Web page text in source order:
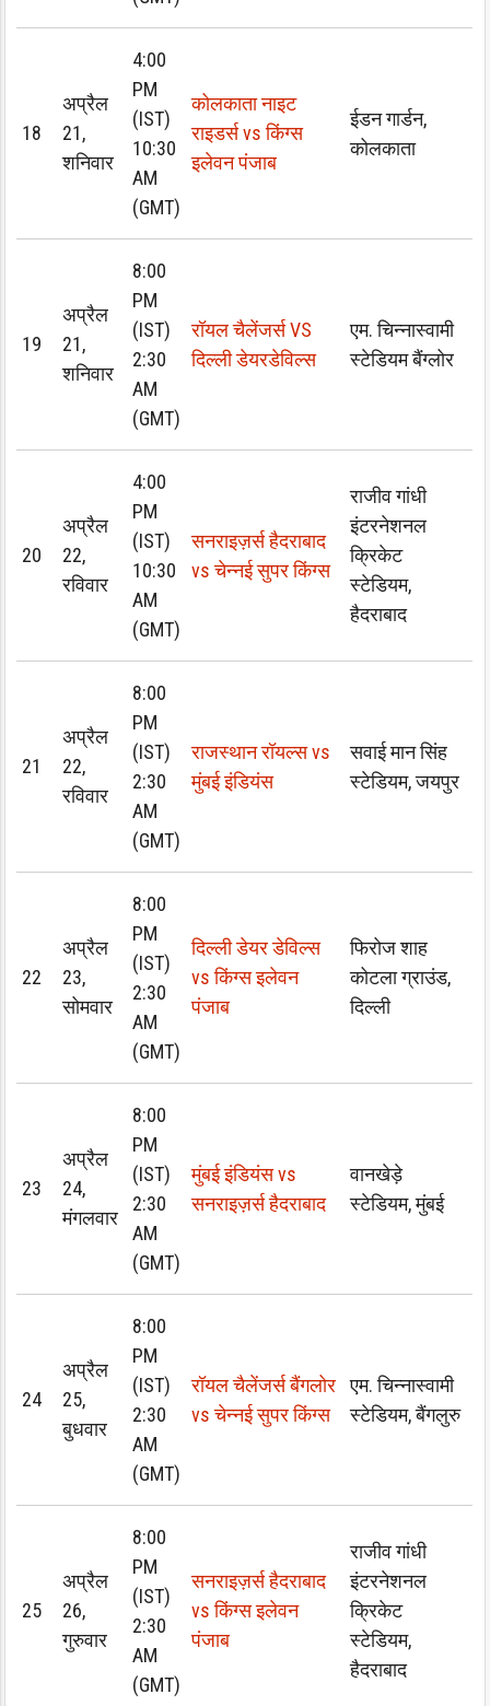
18
अप्रैल
21,
शनिवार
4:00
PM
(IST)
10:30
AM
(GMT)
कोलकाता नाइट
राइडर्स vs किंग्स
इलेवन पंजाब
ईडन गार्डन,
कोलकाता
19
अप्रैल
21,
शनिवार
8:00
PM
(IST)
2:30
AM
(GMT)
रॉयल चैलेंजर्स VS
दिल्ली डेयरडेविल्स
एम. चिन्नास्वामी
स्टेडियम बैंग्लोर
20
अप्रैल
22,
रविवार
4:00
PM
(IST)
10:30
AM
(GMT)
सनराइज़र्स हैदराबाद
vs चेन्नई सुपर किंग्स
राजीव गांधी
इंटरनेशनल
क्रिकेट
स्टेडियम,
हैदराबाद
21
अप्रैल
22,
रविवार
8:00
PM
(IST)
2:30
AM
(GMT)
राजस्थान रॉयल्स vs
मुंबई इंडियंस
सवाई मान सिंह
स्टेडियम, जयपुर
22
अप्रैल
23,
सोमवार
8:00
PM
(IST)
2:30
AM
(GMT)
दिल्ली डेयर डेविल्स
vs किंग्स इलेवन
पंजाब
फिरोज शाह
कोटला ग्राउंड,
दिल्ली
23
अप्रैल
24,
मंगलवार
8:00
PM
(IST)
2:30
AM
(GMT)
मुंबई इंडियंस vs
सनराइज़र्स हैदराबाद
वानखेड़े
स्टेडियम, मुंबई
24
अप्रैल
25,
बुधवार
8:00
PM
(IST)
2:30
AM
(GMT)
रॉयल चैलेंजर्स बैंगलोर
vs चेन्नई सुपर किंग्स
एम. चिन्नास्वामी
स्टेडियम, बैंगलुरु
25
अप्रैल
26,
गुरुवार
8:00
PM
(IST)
2:30
AM
(GMT)
सनराइज़र्स हैदराबाद
vs किंग्स इलेवन
पंजाब
राजीव गांधी
इंटरनेशनल
क्रिकेट
स्टेडियम,
हैदराबाद